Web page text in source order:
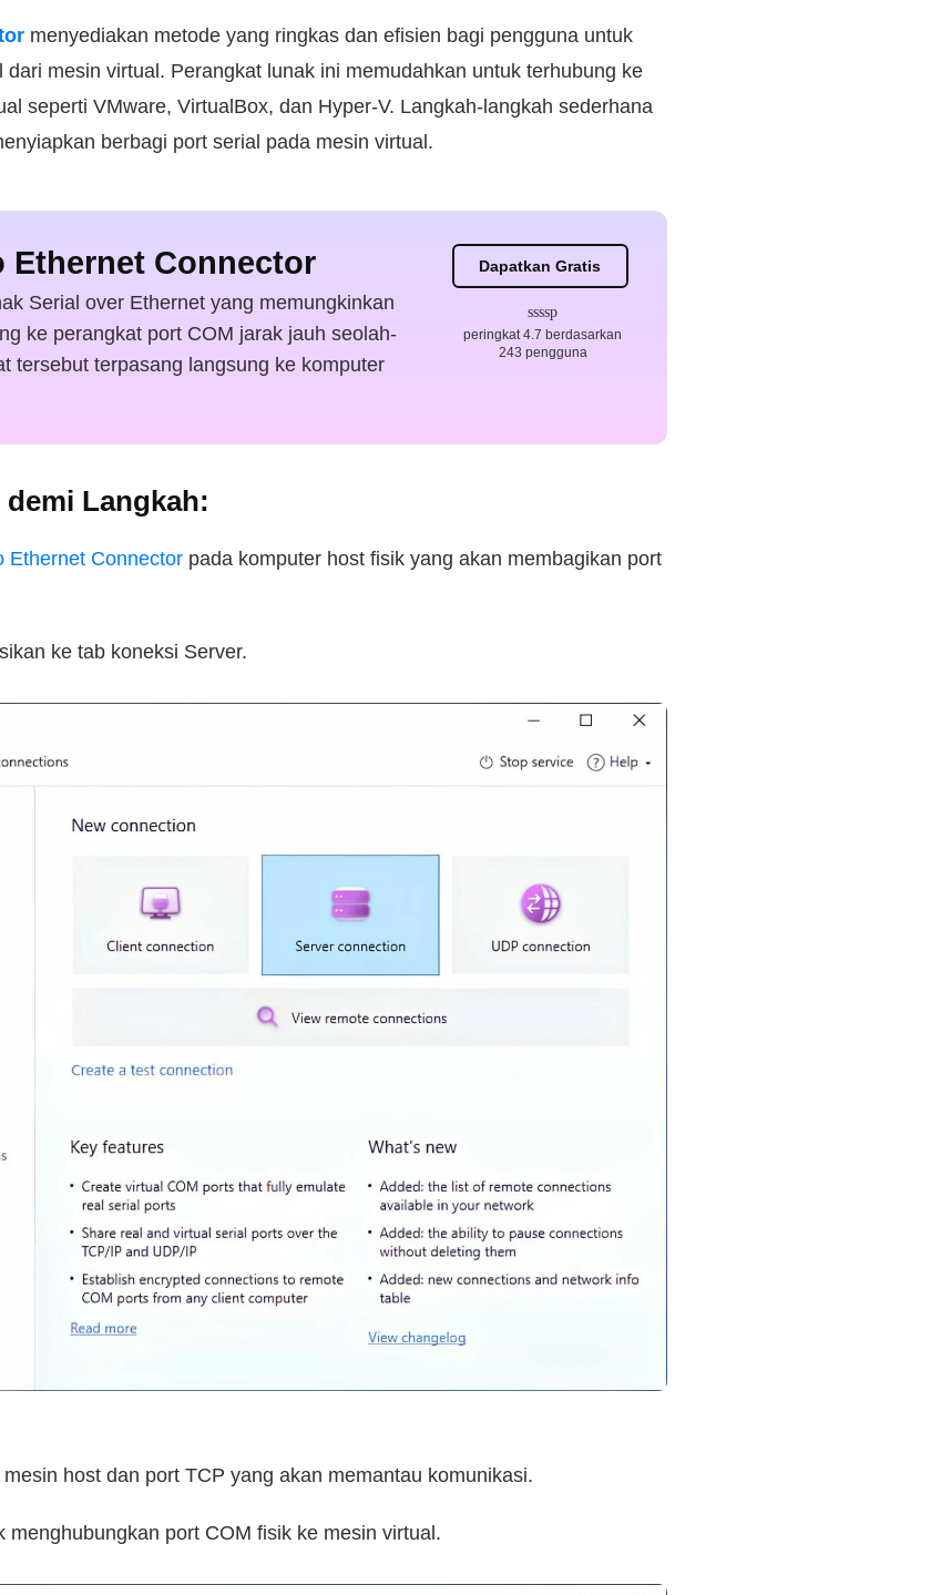
menyediakan metode yang ringkas dan efisien bagi pengguna untuk
mesin virtual. Perangkat lunak ini memudahkan untuk terhubung ke
seperti VMware, VirtualBox, dan Hyper-V. Langkah-langkah sederhana
berbagi port serial pada mesin virtual.
Ethernet Connector
Serial over Ethernet yang memungkinkan
ke perangkat port COM jarak jauh seolah-
tersebut terpasang langsung ke komputer
Dapatkan Gratis
peringkat 4.7 berdasarkan
243 pengguna
Langkah:
Ethernet Connector pada komputer host fisik yang akan membagikan port
ke tab koneksi Server.
host dan port TCP yang akan memantau komunikasi.
menghubungkan port COM fisik ke mesin virtual.